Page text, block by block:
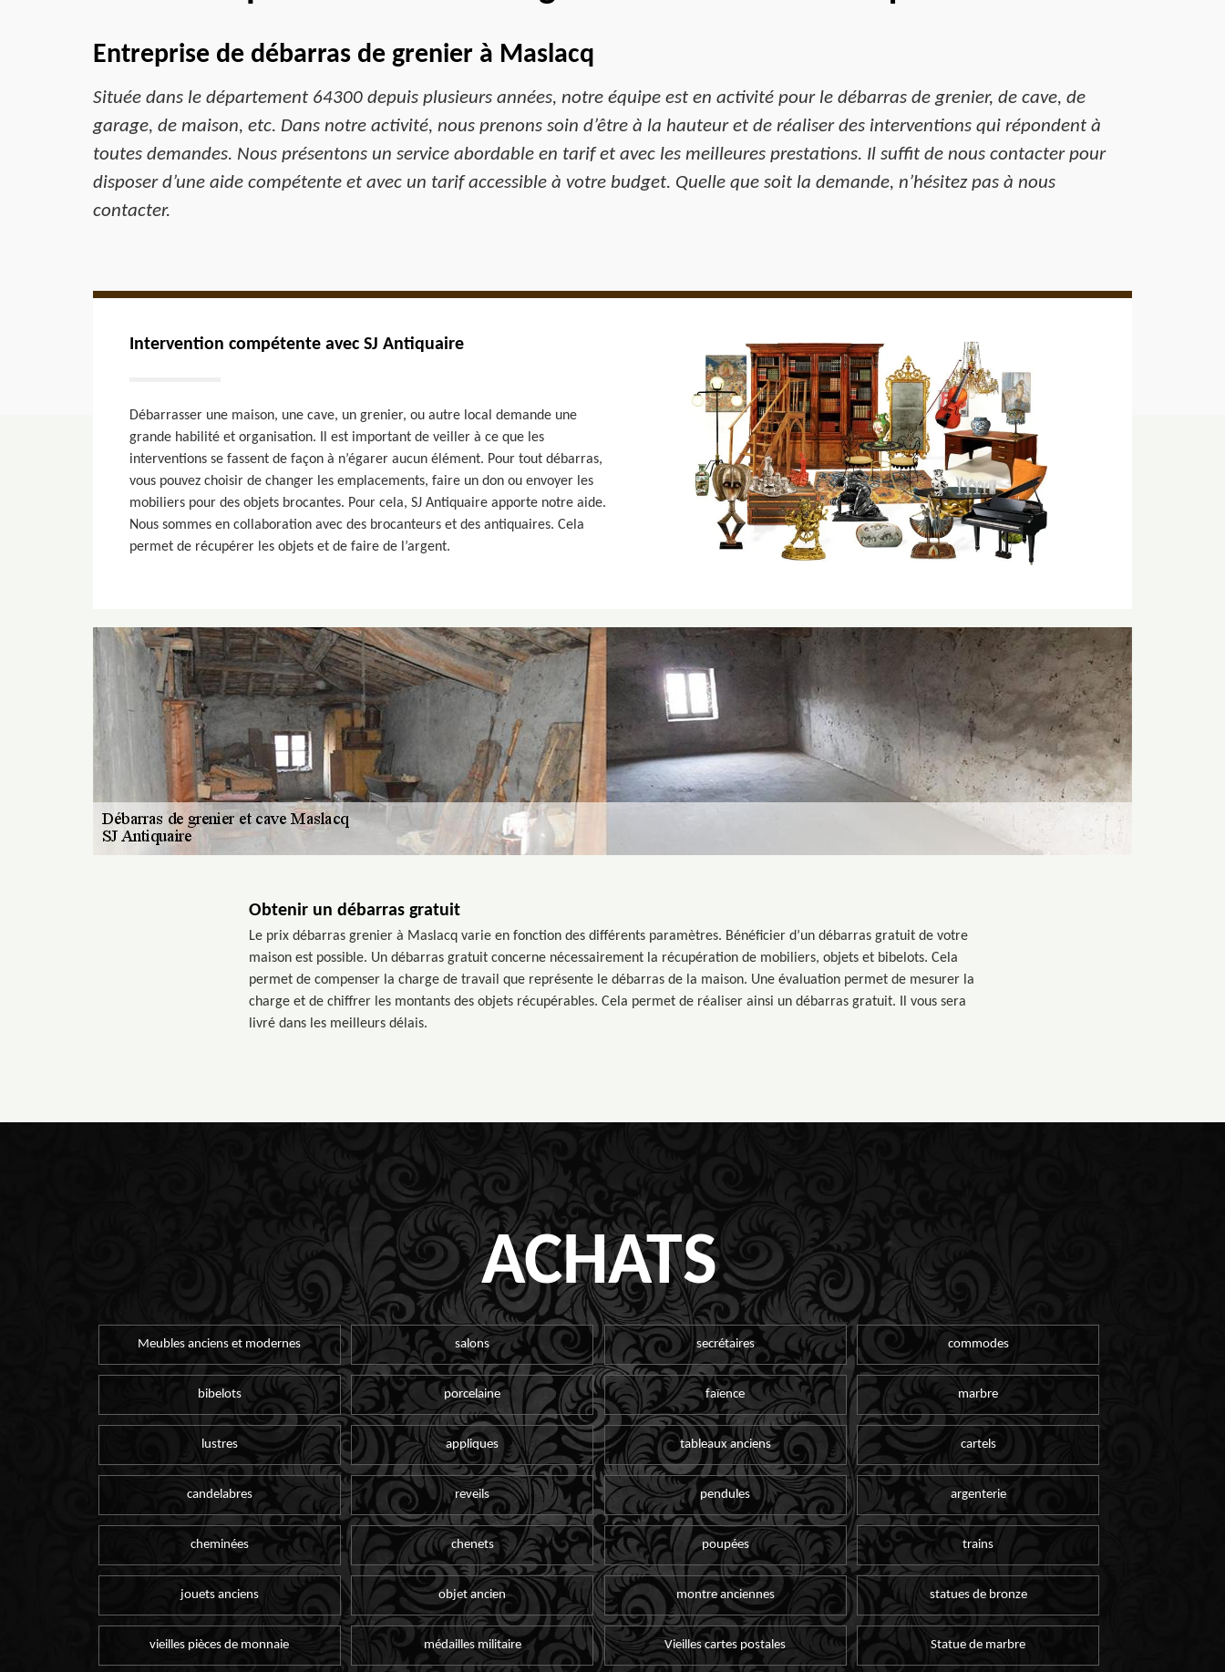
Entreprise de débarras de grenier à Maslacq
Située dans le département 64300 depuis plusieurs années, notre équipe est en activité pour le débarras de grenier, de cave, de
garage, de maison, etc. Dans notre activité, nous prenons soin d’être à la hauteur et de réaliser des interventions qui répondent à
toutes demandes. Nous présentons un service abordable en tarif et avec les meilleures prestations. Il suffit de nous contacter pour
disposer d’une aide compétente et avec un tarif accessible à votre budget. Quelle que soit la demande, n’hésitez pas à nous
contacter.
Intervention compétente avec SJ Antiquaire
Débarrasser une maison, une cave, un grenier, ou autre local demande une
grande habilité et organisation. Il est important de veiller à ce que les
interventions se fassent de façon à n’égarer aucun élément. Pour tout débarras,
vous pouvez choisir de changer les emplacements, faire un don ou envoyer les
mobiliers pour des objets brocantes. Pour cela, SJ Antiquaire apporte notre aide.
Nous sommes en collaboration avec des brocanteurs et des antiquaires. Cela
permet de récupérer les objets et de faire de l’argent.
Obtenir un débarras gratuit
Le prix débarras grenier à Maslacq varie en fonction des différents paramètres. Bénéficier d’un débarras gratuit de votre
maison est possible. Un débarras gratuit concerne nécessairement la récupération de mobiliers, objets et bibelots. Cela
permet de compenser la charge de travail que représente le débarras de la maison. Une évaluation permet de mesurer la
charge et de chiffrer les montants des objets récupérables. Cela permet de réaliser ainsi un débarras gratuit. Il vous sera
livré dans les meilleurs délais.
ACHATS
Meubles anciens et modernes salons secrétaires commodes
bibelots porcelaine faïence marbre
lustres appliques tableaux anciens cartels
candelabres reveils pendules argenterie
cheminées chenets poupées trains
jouets anciens objet ancien montre anciennes statues de bronze
vieilles pièces de monnaie médailles militaire Vieilles cartes postales Statue de marbre